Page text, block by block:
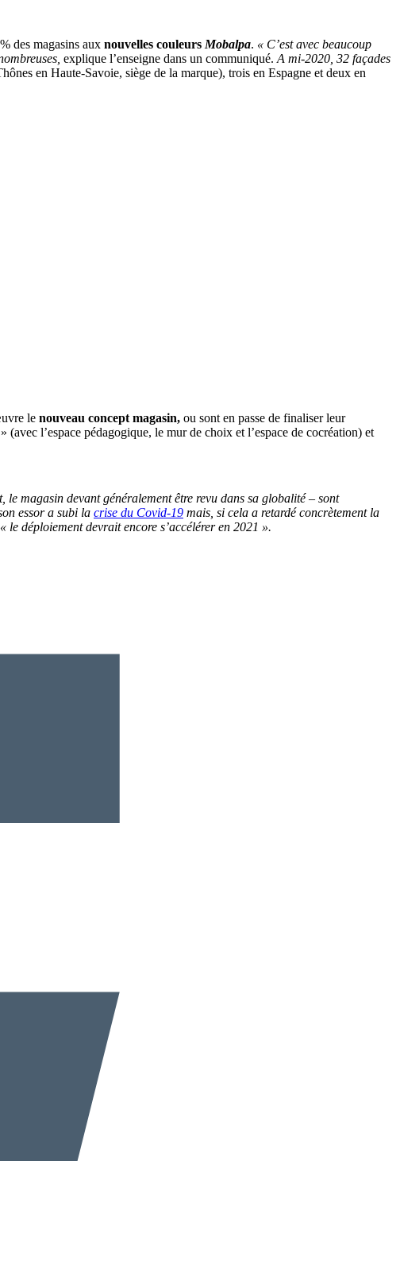
des magasins aux nouvelles couleurs Mobalpa. « C’est avec beaucoup
explique l’enseigne dans un communiqué. A mi-2020, 32 façades
en Haute-Savoie, siège de la marque), trois en Espagne et deux en
le nouveau concept magasin, ou sont en passe de finaliser leur
l’espace pédagogique, le mur de choix et l’espace de cocréation) et
le magasin devant généralement être revu dans sa globalité – sont
essor a subi la crise du Covid-19 mais, si cela a retardé concrètement la
« le déploiement devrait encore s’accélérer en 2021 ».